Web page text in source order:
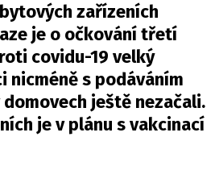
INZERCE
ÚDAJE / COOKIES
MÍSTA
serveru newsbox.cz je
zařízeních
je o očkování třetí
covidu-19 velký
nicméně s podáváním
ještě nezačali.
je v plánu s vakcinací